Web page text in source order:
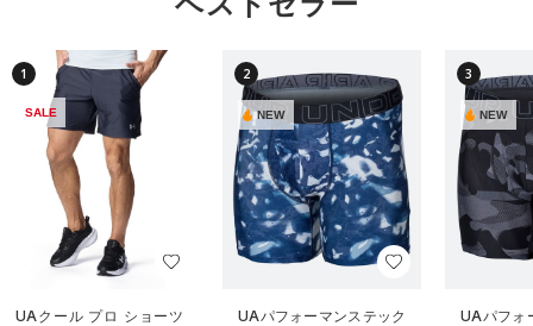
1
SALE
UAクール プロ ショーツ
2
NEW
UAパフォーマンステック
3
NEW
UAパフォ